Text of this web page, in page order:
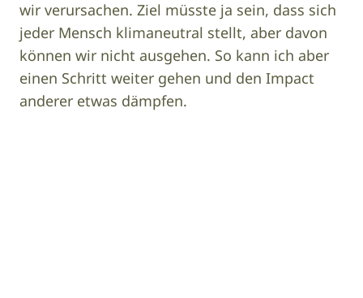
wir verursachen. Ziel müsste ja sein, dass sich
jeder Mensch klimaneutral stellt, aber davon
können wir nicht ausgehen. So kann ich aber
einen Schritt weiter gehen und den Impact
anderer etwas dämpfen.